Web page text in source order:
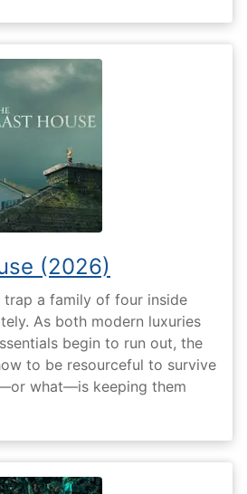
(2026)
trap a family of four inside
As both modern luxuries
begin to run out, the
to be resourceful to survive
what—is keeping them